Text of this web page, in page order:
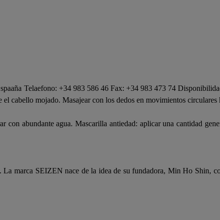
Telaefono: +34 983 586 46 Fax: +34 983 473 74
cabello mojado. Masajear con los dedos en movimientos circulares
con abundante agua. Mascarilla antiedad: aplicar una cantidad
marca SEIZEN nace de la idea de su fundadora, Min Ho Shin,